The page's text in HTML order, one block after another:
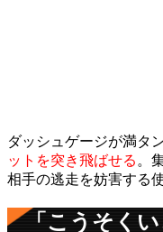
ダッシュゲージが満タ
ットを突き飛ばせる 。
相手の逃走を妨害する
「こうそく